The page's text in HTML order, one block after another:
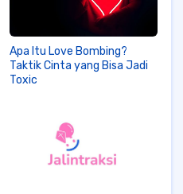
Apa Itu Love Bombing?
Taktik Cinta yang Bisa Jadi
Toxic